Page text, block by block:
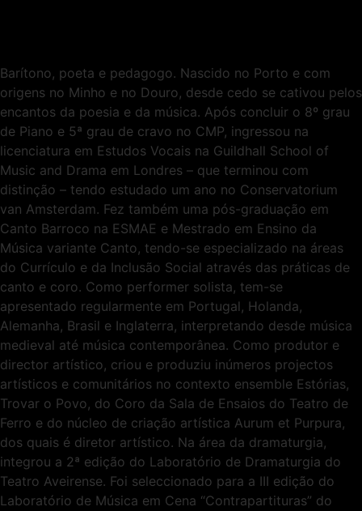
Barítono, poeta e pedagogo. Nascido no Porto e com
origens no Minho e no Douro, desde cedo se cativou pelos
encantos da poesia e da música. Após concluir o 8º grau
de Piano e 5ª grau de cravo no CMP, ingressou na
licenciatura em Estudos Vocais na Guildhall School of
Music and Drama em Londres – que terminou com
distinção – tendo estudado um ano no Conservatorium
van Amsterdam. Fez também uma pós-graduação em
Canto Barroco na ESMAE e Mestrado em Ensino da
Música variante Canto, tendo-se especializado na áreas
do Currículo e da Inclusão Social através das práticas de
canto e coro. Como performer solista, tem-se
apresentado regularmente em Portugal, Holanda,
Alemanha, Brasil e Inglaterra, interpretando desde música
medieval até música contemporânea. Como produtor e
director artístico, criou e produziu inúmeros projectos
artísticos e comunitários no contexto ensemble Estórias,
Trovar o Povo, do Coro da Sala de Ensaios do Teatro de
Ferro e do núcleo de criação artística Aurum et Purpura,
dos quais é diretor artístico. Na área da dramaturgia,
integrou a 2ª edição do Laboratório de Dramaturgia do
Teatro Aveirense. Foi seleccionado para a III edição do
Laboratório de Música em Cena “Contrapartituras” do